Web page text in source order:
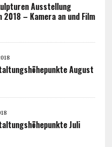
Ausstellung
2018 – Kamera an und Film
August
Juli